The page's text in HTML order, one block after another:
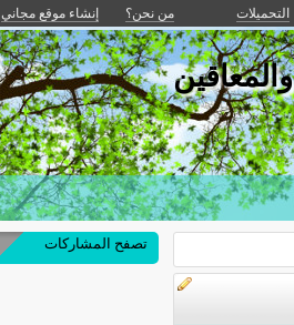
التحميلات من نحن؟ إنشاء موقع مجاني
تصفح المشاركات